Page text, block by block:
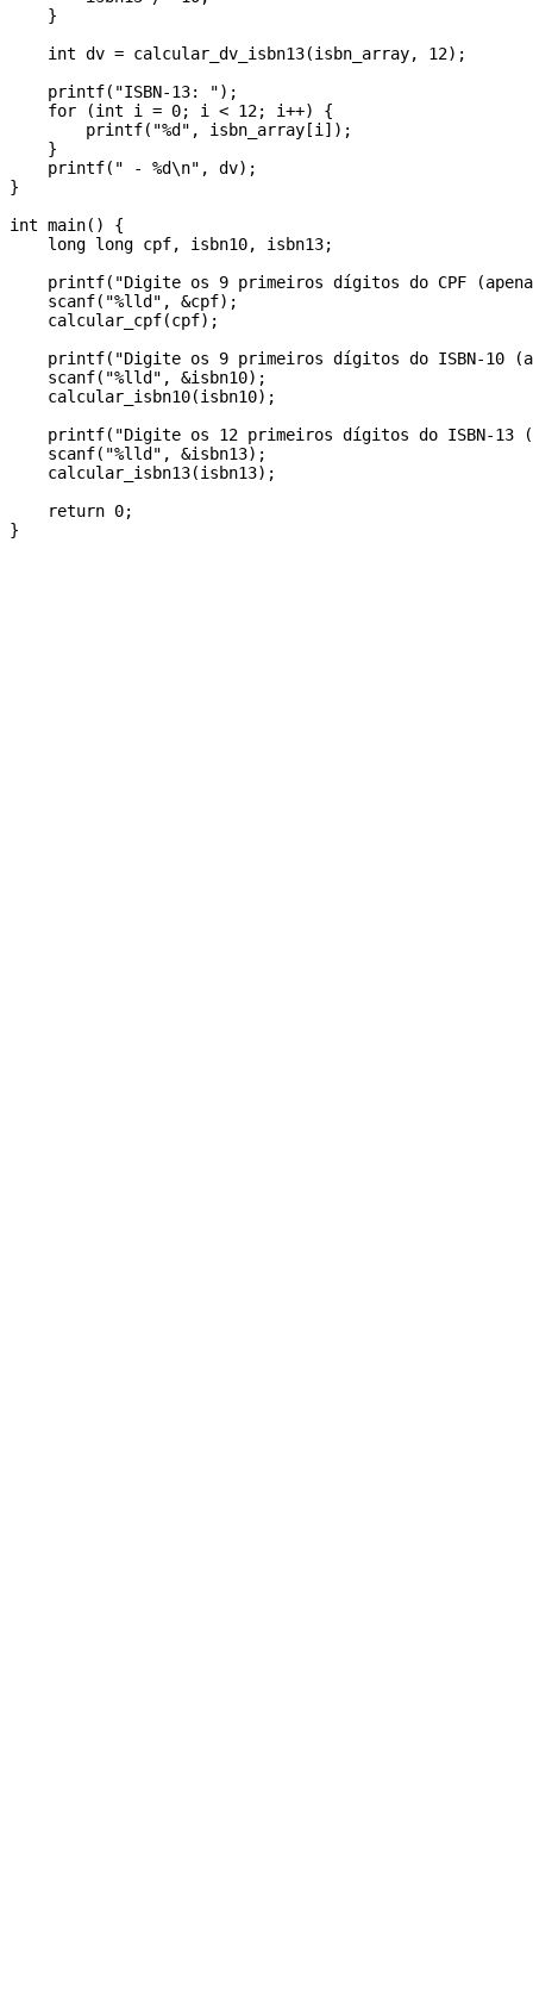
    }
    int dv = calcular_dv_isbn13(isbn_array, 12);
    printf("ISBN-13: ");
    for (int i = 0; i < 12; i++) {
        printf("%d", isbn_array[i]);
    }
    printf(" - %d\n", dv);
}
int main() {
    long long cpf, isbn10, isbn13;
printf("Digite os 9 primeiros dígitos do CPF
    scanf("%lld", &cpf);
    calcular_cpf(cpf);
printf("Digite os 9 primeiros dígitos do ISBN-10
    scanf("%lld", &isbn10);
    calcular_isbn10(isbn10);
printf("Digite os 12 primeiros dígitos do ISBN-13
    scanf("%lld", &isbn13);
    calcular_isbn13(isbn13);
    return 0;
}